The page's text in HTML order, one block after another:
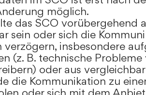
möglich.
das SCO vorübergehend
sein oder sich die
verzögern, insbesondere
(z. B. technische
oder aus
die Kommunikation zu
oder sich mit dem